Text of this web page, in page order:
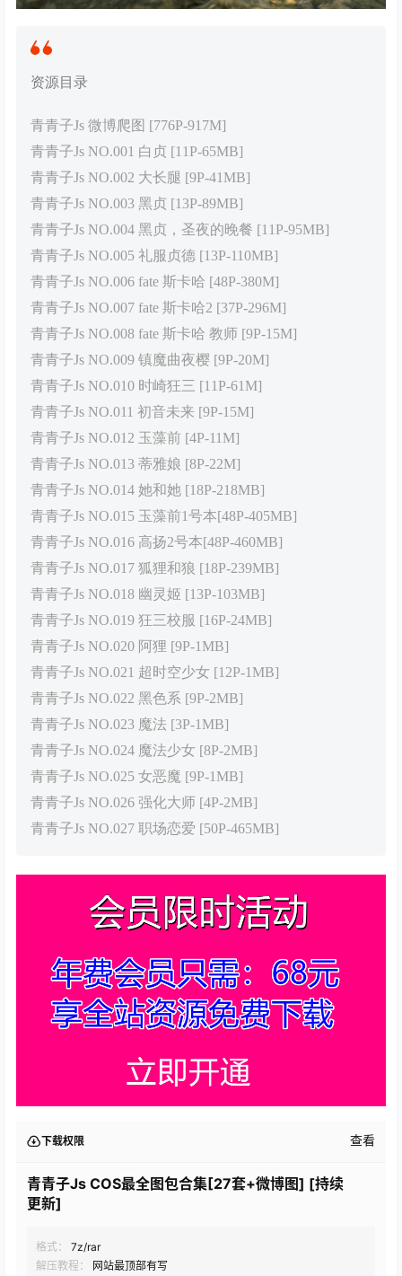
资源目录
青青子Js 微博爬图 [776P-917M]
青青子Js NO.001 白贞 [11P-65MB]
青青子Js NO.002 大长腿 [9P-41MB]
青青子Js NO.003 黑贞 [13P-89MB]
青青子Js NO.004 黑贞，圣夜的晚餐 [11P-95MB]
青青子Js NO.005 礼服贞德 [13P-110MB]
青青子Js NO.006 fate 斯卡哈 [48P-380M]
青青子Js NO.007 fate 斯卡哈2 [37P-296M]
青青子Js NO.008 fate 斯卡哈 教师 [9P-15M]
青青子Js NO.009 镇魔曲夜樱 [9P-20M]
青青子Js NO.010 时崎狂三 [11P-61M]
青青子Js NO.011 初音未来 [9P-15M]
青青子Js NO.012 玉藻前 [4P-11M]
青青子Js NO.013 蒂雅娘 [8P-22M]
青青子Js NO.014 她和她 [18P-218MB]
青青子Js NO.015 玉藻前1号本[48P-405MB]
青青子Js NO.016 高扬2号本[48P-460MB]
青青子Js NO.017 狐狸和狼 [18P-239MB]
青青子Js NO.018 幽灵姬 [13P-103MB]
青青子Js NO.019 狂三校服 [16P-24MB]
青青子Js NO.020 阿狸 [9P-1MB]
青青子Js NO.021 超时空少女 [12P-1MB]
青青子Js NO.022 黑色系 [9P-2MB]
青青子Js NO.023 魔法 [3P-1MB]
青青子Js NO.024 魔法少女 [8P-2MB]
青青子Js NO.025 女恶魔 [9P-1MB]
青青子Js NO.026 强化大师 [4P-2MB]
青青子Js NO.027 职场恋爱 [50P-465MB]
下载权限 查看
青青子Js COS最全图包合集[27套+微博图] [持续
更新]
格式：
7z/rar
解压教程：
网站最顶部有写